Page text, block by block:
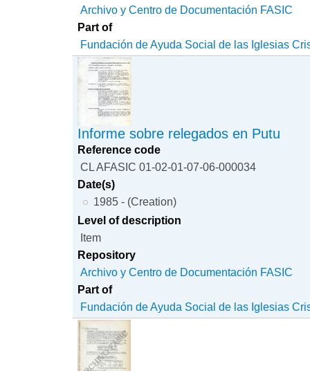
Archivo y Centro de Documentación FASIC
Part of
Fundación de Ayuda Social de las Iglesias
Informe sobre relegados en Putu
Reference code
CL AFASIC 01-02-01-07-06-000034
Date(s)
1985 - (Creation)
Level of description
Item
Repository
Archivo y Centro de Documentación FASIC
Part of
Fundación de Ayuda Social de las Iglesias